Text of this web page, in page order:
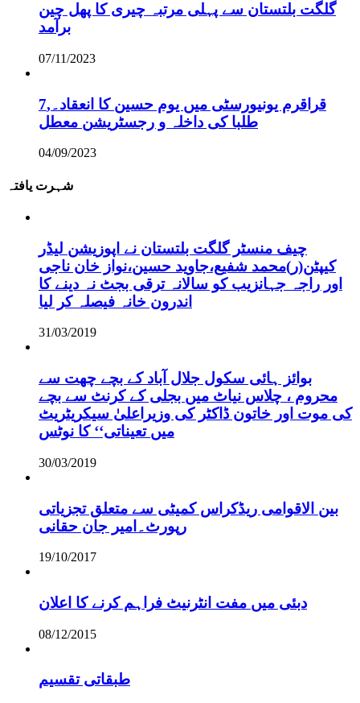
گلگت بلتستان سے پہلی مرتبہ چیری کا پھل چین
برآمد
07/11/2023
قراقرم یونیورسٹی میں یوم حسین کا انعقاد۔,7
طلبا کی داخلہ و رجسٹریشن معطل
04/09/2023
شہرت یافتہ
چیف منسٹر گلگت بلتستان نے اپوزیشن لیڈر
کیپٹن(ر)محمد شفیع،جاوید حسین،نواز خان ناجی
اور راجہ جہانزیب کو سالانہ ترقی بجٹ نہ دینے کا
اندرون خانہ فیصلہ کر لیا
31/03/2019
بوائز ہائی سکول جلال آباد کے بچے چھت سے
محروم ، چلاس نیاٹ میں بجلی کے کرنٹ سے بچے
کی موت اور خاتون ڈاکٹر کی وزیراعلیٰ سیکریٹریٹ
میں تعیناتی‘‘ کا نوٹس
30/03/2019
بین الاقوامی ریڈکراس کمیٹی سے متعلق تجزیاتی
رپورٹ۔امیر جان حقانی
19/10/2017
دبئی میں مفت انٹرنیٹ فراہم کرنے کا اعلان
08/12/2015
طبقاتی تقسیم